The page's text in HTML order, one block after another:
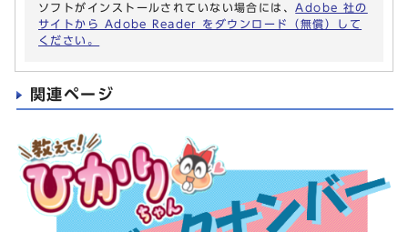
ソフトがインストールされていない場合には、 Adobe 社の
サイトから Adobe Reader をダウンロード（無償）して
ください。
関連ページ